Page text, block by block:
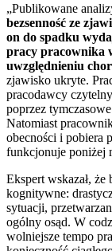
„Publikowane
bezsenność ze
on do spadku
pracy pracownika
uwzględnieniu
zjawisko ukryte.
pracodawcy
poprzez
Natomiast
obecności i pobiera
funkcjonuje poniżej
Ekspert wskazał,
kognitywne:
sytuacji,
ogólny osąd. W
wolniejsze tempo